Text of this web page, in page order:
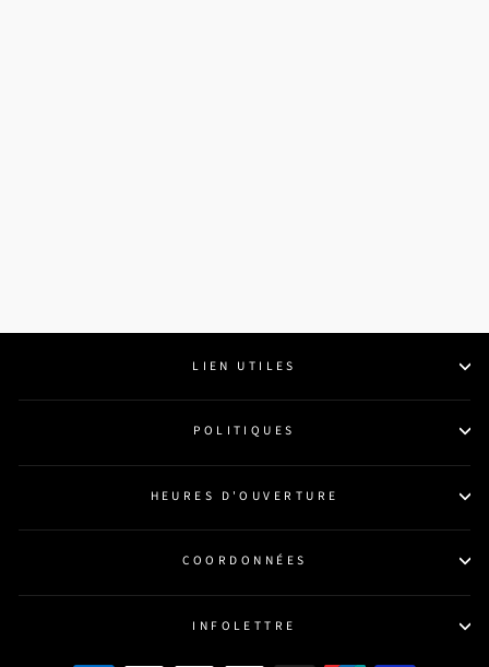
LIEN UTILES
POLITIQUES
HEURES D'OUVERTURE
COORDONNÉES
INFOLETTRE